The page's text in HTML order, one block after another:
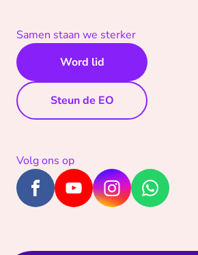
Samen staan we sterker
Word lid
Steun de EO
Volg ons op